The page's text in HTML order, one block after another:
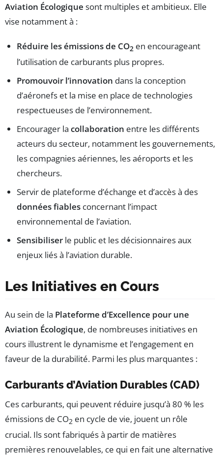
Aviation Écologique sont multiples et ambitieux. Elle
vise notamment à :
Réduire les émissions de CO2 en encourageant
l’utilisation de carburants plus propres.
Promouvoir l’innovation dans la conception
d’aéronefs et la mise en place de technologies
respectueuses de l’environnement.
Encourager la collaboration entre les différents
acteurs du secteur, notamment les gouvernements,
les compagnies aériennes, les aéroports et les
chercheurs.
Servir de plateforme d’échange et d’accès à des
données fiables concernant l’impact
environnemental de l’aviation.
Sensibiliser le public et les décisionnaires aux
enjeux liés à l’aviation durable.
Les Initiatives en Cours
Au sein de la Plateforme d’Excellence pour une
Aviation Écologique, de nombreuses initiatives en
cours illustrent le dynamisme et l’engagement en
faveur de la durabilité. Parmi les plus marquantes :
Carburants d’Aviation Durables (CAD)
Ces carburants, qui peuvent réduire jusqu’à 80 % les
émissions de CO2 en cycle de vie, jouent un rôle
crucial. Ils sont fabriqués à partir de matières
premières renouvelables, ce qui en fait une alternative